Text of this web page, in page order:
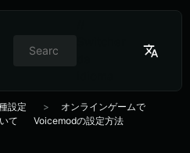
設定
て
オンラインゲームで
Voicemodの設定方法